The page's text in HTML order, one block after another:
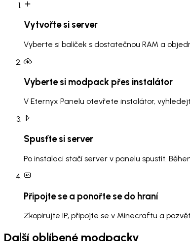
Vytvořte si server
Vyberte si balíček s dostatečnou RAM a
Vyberte si modpack přes instalátor
V Eternyx Panelu otevřete instalátor,
Spusťte si server
Po instalaci stačí server v panelu spustit.
Připojte se a ponořte se do hraní
Zkopírujte IP, připojte se v Minecraftu a
Další oblíbené modpacky